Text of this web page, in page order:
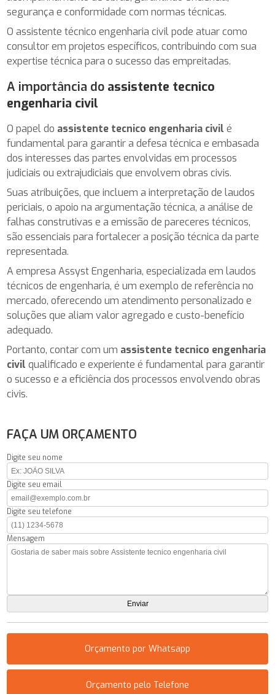
segurança e conformidade com normas técnicas.
O assistente técnico engenharia civil pode atuar como
consultor em projetos específicos, contribuindo com sua
expertise técnica para o sucesso das empreitadas.
A importância do assistente tecnico
engenharia civil
O papel do assistente tecnico engenharia civil é
fundamental para garantir a defesa técnica e embasada
dos interesses das partes envolvidas em processos
judiciais ou extrajudiciais que envolvem obras civis.
Suas atribuições, que incluem a interpretação de laudos
periciais, o apoio na argumentação técnica, a análise de
falhas construtivas e a emissão de pareceres técnicos,
são essenciais para fortalecer a posição técnica da parte
representada.
A empresa Assyst Engenharia, especializada em laudos
técnicos de engenharia, é um exemplo de referência no
mercado, oferecendo um atendimento personalizado e
soluções que aliam valor agregado e custo-benefício
adequado.
Portanto, contar com um assistente tecnico engenharia
civil qualificado e experiente é fundamental para garantir
o sucesso e a eficiência dos processos envolvendo obras
civis.
FAÇA UM ORÇAMENTO
Digite seu nome
Digite seu email
Digite seu telefone
Mensagem
Orçamento por Whatsapp
Orçamento pelo Telefone